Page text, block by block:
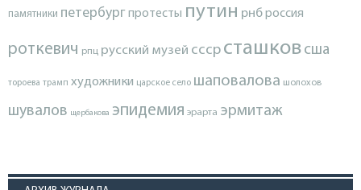
памятники петербургпротесты путин рнброссия
роткевич рпц русский музей ссср сташков сша
тороева трамп художники царское село шаповалова шолохов
шувалов щербакова эпидемия эрарта эрмитаж